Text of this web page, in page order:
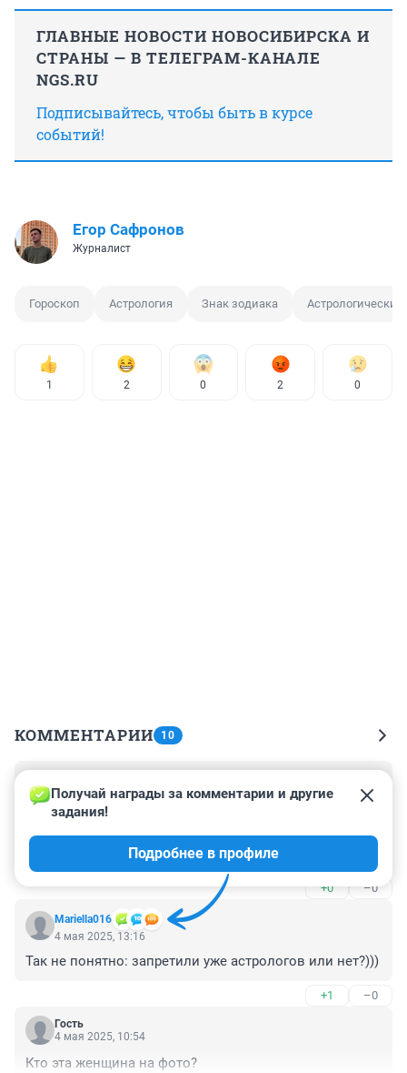
ГЛАВНЫЕ НОВОСТИ НОВОСИБИРСКА И
СТРАНЫ — В ТЕЛЕГРАМ-КАНАЛЕ
NGS.RU
Подписывайтесь, чтобы быть в курсе
событий!
Егор Сафронов
Журналист
Гороскоп Астрология Знак зодиака Астрологический
1 2 0 2 0
КОММЕНТАРИИ 10
5 мая 2025, 09:09
"К пятнице начальство оценит ваши старания"
А как оно это сделает, если пятница - это середина
выходных?!! Нестыковочка от астролуха?
+0 –0
Mariella016
Получай награды за комментарии и другие
задания!
Подробнее в профиле
4 мая 2025, 13:16
Так не понятно: запретили уже астрологов или нет?)))
+1 –0
Гость
4 мая 2025, 10:54
Кто эта женщина на фото?